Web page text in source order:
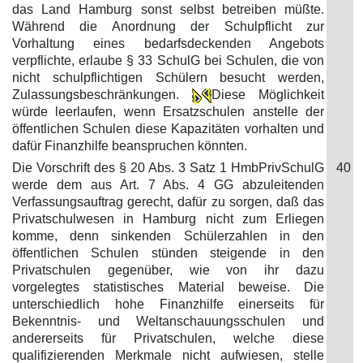
das Land Hamburg sonst selbst betreiben müßte.
Während die Anordnung der Schulpflicht zur
Vorhaltung eines bedarfsdeckenden Angebots
verpflichte, erlaube § 33 SchulG bei Schulen, die von
nicht schulpflichtigen Schülern besucht werden,
Zulassungsbeschränkungen.
Diese Möglichkeit
würde leerlaufen, wenn Ersatzschulen anstelle der
öffentlichen Schulen diese Kapazitäten vorhalten und
dafür Finanzhilfe beanspruchen könnten.
Die Vorschrift des § 20 Abs. 3 Satz 1 HmbPrivSchulG
werde dem aus Art. 7 Abs. 4 GG abzuleitenden
Verfassungsauftrag gerecht, dafür zu sorgen, daß das
Privatschulwesen in Hamburg nicht zum Erliegen
komme, denn sinkenden Schülerzahlen in den
öffentlichen Schulen stünden steigende in den
Privatschulen gegenüber, wie von ihr dazu
vorgelegtes statistisches Material beweise. Die
unterschiedlich hohe Finanzhilfe einerseits für
Bekenntnis- und Weltanschauungsschulen und
andererseits für Privatschulen, welche diese
qualifizierenden Merkmale nicht aufwiesen, stelle
40